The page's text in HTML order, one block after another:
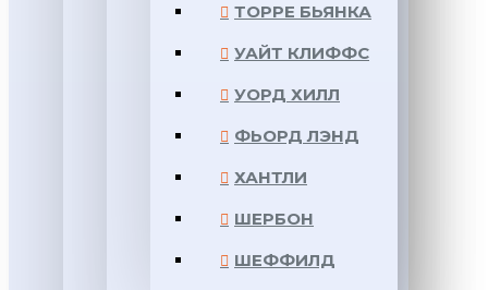
ТОРРЕ БЬЯНКА
УАЙТ КЛИФФС
УОРД ХИЛЛ
ФЬОРД ЛЭНД
ХАНТЛИ
ШЕРБОН
ШЕФФИЛД